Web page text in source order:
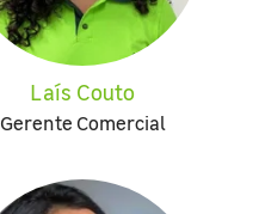
Laís Couto
Gerente Comercial